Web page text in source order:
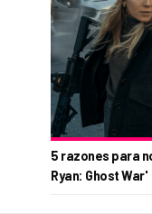
5 razones para
Ryan: Ghost War'